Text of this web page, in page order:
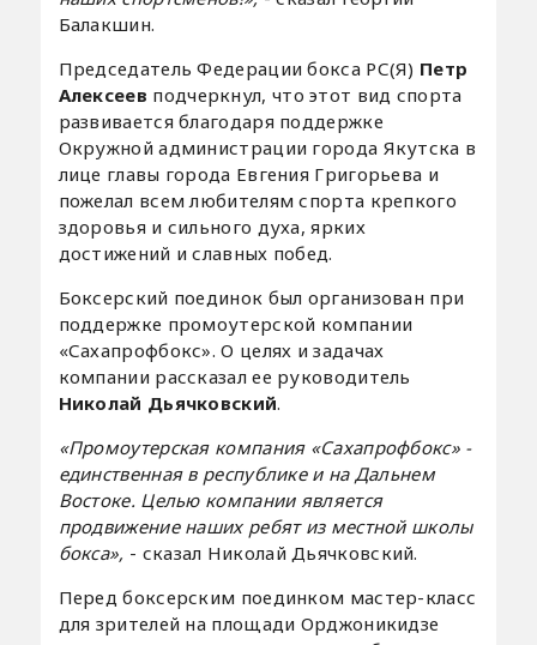
Балакшин.
Председатель Федерации бокса РС(Я) Петр
Алексеев подчеркнул, что этот вид спорта
развивается благодаря поддержке
Окружной администрации города Якутска в
лице главы города Евгения Григорьева и
пожелал всем любителям спорта крепкого
здоровья и сильного духа, ярких
достижений и славных побед.
Боксерский поединок был организован при
поддержке промоутерской компании
«Сахапрофбокс». О целях и задачах
компании рассказал ее руководитель
Николай Дьячковский.
«Промоутерская компания «Сахапрофбокс» -
единственная в республике и на Дальнем
Востоке. Целью компании является
продвижение наших ребят из местной школы
бокса», - сказал Николай Дьячковский.
Перед боксерским поединком мастер-класс
для зрителей на площади Орджоникидзе